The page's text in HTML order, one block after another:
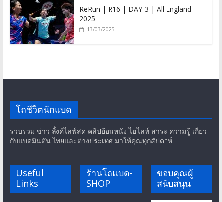
ReRun | R16 | DAY-3 | All England
2025
13/03/2025
โถชีวิตนักแบด
รวบรวม ข่าว ลิ้งค์ไลฟ์สด คลิปย้อนหนัง ไฮไลท์ สาระ ความรู้ เกี่ยว
กับแบดมินตัน ไทยและต่างประเทศ มาให้คุณทุกสัปดาห์
Useful
Links
ร้านโถแบด-
SHOP
ขอบคุณผู้
สนับสนุน